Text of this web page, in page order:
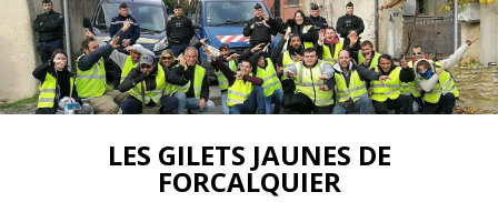
LES GILETS JAUNES DE
FORCALQUIER